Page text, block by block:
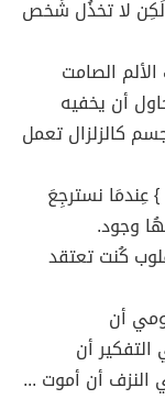
لَكِن لا تخذُل شَخص
الصامت
أن يخفيه
كالزلزال تعمل
عِندمَا نسترجِعَ
وجود.
كُنت تعتقد
أن
أن
النزف أن أموت ...